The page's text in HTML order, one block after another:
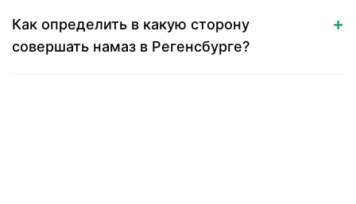
Как определить в какую сторону
совершать намаз в Регенсбурге?